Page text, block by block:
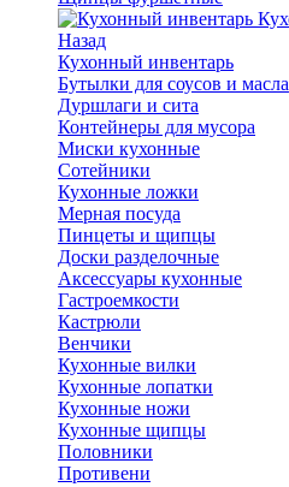
Назад
Кухонный инвентарь
Бутылки для соусов и масла
Дуршлаги и сита
Контейнеры для мусора
Миски кухонные
Сотейники
Кухонные ложки
Мерная посуда
Пинцеты и щипцы
Доски разделочные
Аксессуары кухонные
Гастроемкости
Кастрюли
Венчики
Кухонные вилки
Кухонные лопатки
Кухонные ножи
Кухонные щипцы
Половники
Противени